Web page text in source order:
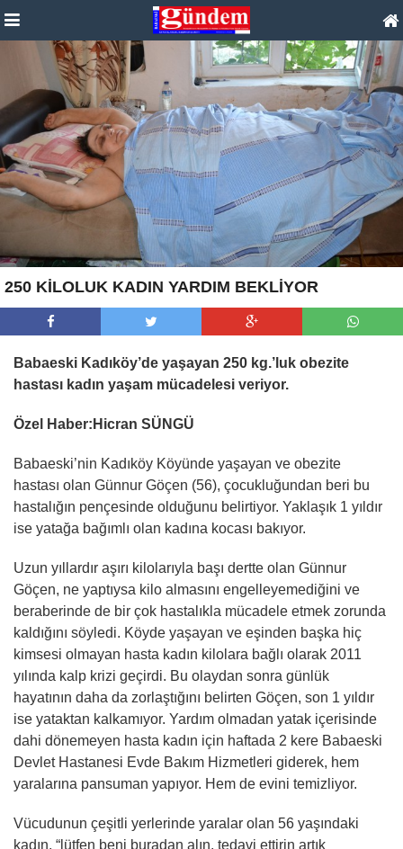
250 KİLOLUK KADIN YARDIM BEKLİYOR
Babaeski Kadıköy’de yaşayan 250 kg.’luk obezite
hastası kadın yaşam mücadelesi veriyor.
Özel Haber:Hicran SÜNGÜ
Babaeski’nin Kadıköy Köyünde yaşayan ve obezite
hastası olan Günnur Göçen (56), çocukluğundan beri bu
hastalığın pençesinde olduğunu belirtiyor. Yaklaşık 1 yıldır
ise yatağa bağımlı olan kadına kocası bakıyor.
Uzun yıllardır aşırı kilolarıyla başı dertte olan Günnur
Göçen, ne yaptıysa kilo almasını engelleyemediğini ve
beraberinde de bir çok hastalıkla mücadele etmek zorunda
kaldığını söyledi. Köyde yaşayan ve eşinden başka hiç
kimsesi olmayan hasta kadın kilolara bağlı olarak 2011
yılında kalp krizi geçirdi. Bu olaydan sonra günlük
hayatının daha da zorlaştığını belirten Göçen, son 1 yıldır
ise yataktan kalkamıyor. Yardım olmadan yatak içerisinde
dahi dönemeyen hasta kadın için haftada 2 kere Babaeski
Devlet Hastanesi Evde Bakım Hizmetleri giderek, hem
yaralarına pansuman yapıyor. Hem de evini temizliyor.
Vücudunun çeşitli yerlerinde yaralar olan 56 yaşındaki
kadın, “lütfen beni buradan alın, tedavi ettirin artık